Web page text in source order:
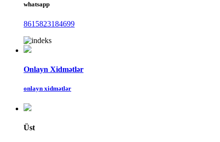
whatsapp
8615823184699
Onlayn Xidmətlər
onlayn xidmətlər
Üst